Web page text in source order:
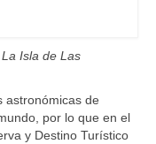
La Isla de Las
astronómicas de
por lo que en el
y Destino Turístico